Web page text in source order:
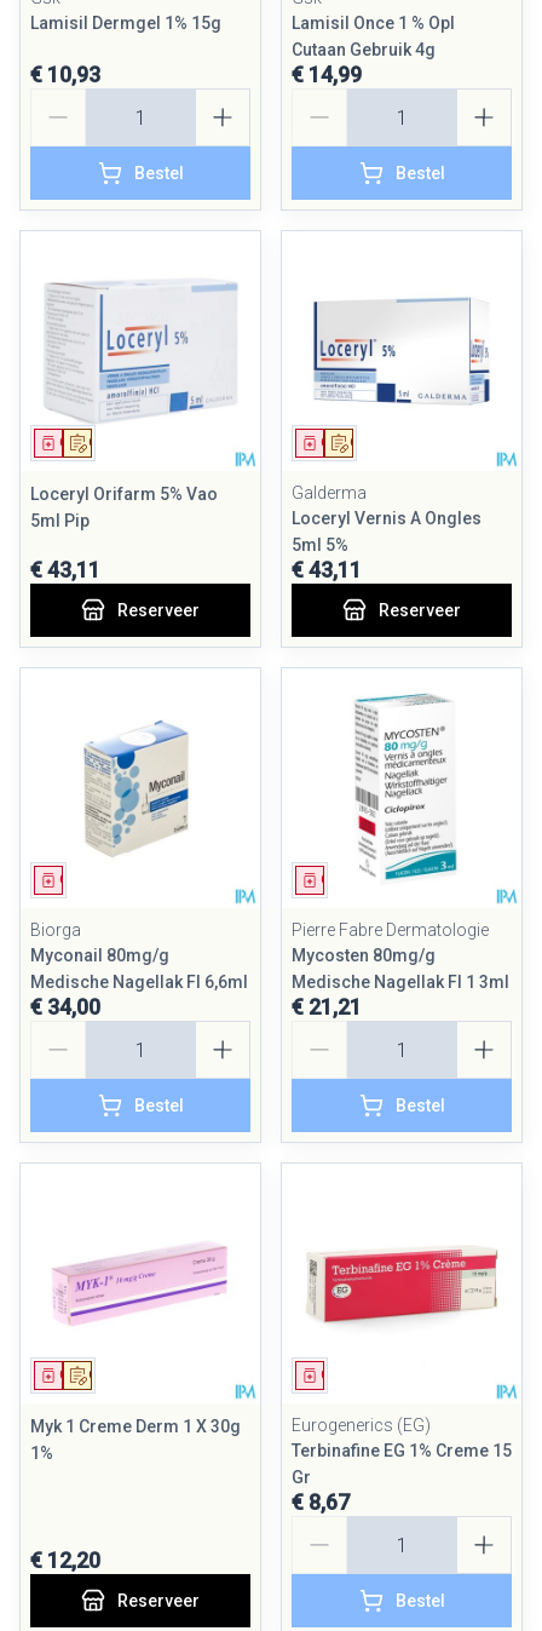
Lamisil Dermgel 1% 15g
€ 10,93
Bestel
Lamisil Once 1 % Opl
Cutaan Gebruik 4g
€ 14,99
Bestel
Op voorschrift
Geneesmiddel
Loceryl Orifarm 5% Vao
5ml Pip
€ 43,11
Reserveer
Op voorschrift
Geneesmiddel
Galderma
Loceryl Vernis A Ongles
5ml 5%
€ 43,11
Reserveer
Geneesmiddel
Biorga
Myconail 80mg/g
Medische Nagellak Fl 6,6ml
€ 34,00
Bestel
Geneesmiddel
Pierre Fabre Dermatologie
Mycosten 80mg/g
Medische Nagellak Fl 1 3ml
€ 21,21
Bestel
Op voorschrift
Geneesmiddel
Myk 1 Creme Derm 1 X 30g
1%
€ 12,20
Reserveer
Geneesmiddel
Eurogenerics (EG)
Terbinafine EG 1% Creme 15
Gr
€ 8,67
Bestel